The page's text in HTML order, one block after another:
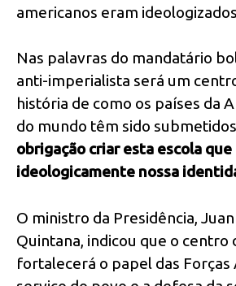
americanos eram
Nas palavras do mandatário
anti-imperialista será um
história de como os países da
do mundo têm sido
obrigação criar esta escola
ideologicamente nossa
O ministro da Presidência,
Quintana, indicou que o centro
fortalecerá o papel das Forças